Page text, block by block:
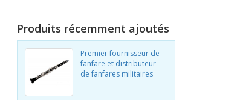
Produits récemment ajoutés
Premier fournisseur de
fanfare et distributeur
de fanfares militaires